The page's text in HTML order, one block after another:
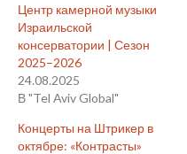
Центр камерной музыки
Израильской
консерватории | Сезон
2025–2026
24.08.2025
В "Tel Aviv Global"
Концерты на Штрикер в
октябре: «Контрасты»